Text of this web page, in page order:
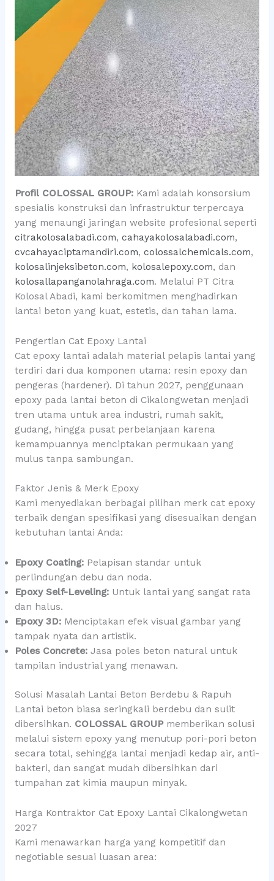
Profil COLOSSAL GROUP:Kami adalah konsorsium
spesialis konstruksi dan infrastruktur terpercaya
yang menaungi jaringan website profesional seperti
citrakolosalabadi.com, cahayakolosalabadi.com,
cvcahayaciptamandiri.com, colossalchemicals.com,
kolosalinjeksibeton.com, kolosalepoxy.com, dan
kolosallapanganolahraga.com. Melalui PT Citra
Kolosal Abadi, kami berkomitmen menghadirkan
lantai beton yang kuat, estetis, dan tahan lama.
Pengertian Cat Epoxy Lantai
Cat epoxy lantai adalah material pelapis lantai yang
terdiri dari dua komponen utama: resin epoxy dan
pengeras (hardener). Di tahun 2027, penggunaan
epoxy pada lantai beton di Cikalongwetan menjadi
tren utama untuk area industri, rumah sakit,
gudang, hingga pusat perbelanjaan karena
kemampuannya menciptakan permukaan yang
mulus tanpa sambungan.
Faktor Jenis & Merk Epoxy
Kami menyediakan berbagai pilihan merk cat epoxy
terbaik dengan spesifikasi yang disesuaikan dengan
kebutuhan lantai Anda:
Epoxy Coating:Pelapisan standar untuk
perlindungan debu dan noda.
Epoxy Self-Leveling:Untuk lantai yang sangat rata
dan halus.
Epoxy 3D:Menciptakan efek visual gambar yang
tampak nyata dan artistik.
Poles Concrete:Jasa poles beton natural untuk
tampilan industrial yang menawan.
Solusi Masalah Lantai Beton Berdebu & Rapuh
Lantai beton biasa seringkali berdebu dan sulit
dibersihkan. COLOSSAL GROUPmemberikan solusi
melalui sistem epoxy yang menutup pori-pori beton
secara total, sehingga lantai menjadi kedap air, anti-
bakteri, dan sangat mudah dibersihkan dari
tumpahan zat kimia maupun minyak.
Harga Kontraktor Cat Epoxy Lantai Cikalongwetan
2027
Kami menawarkan harga yang kompetitif dan
negotiable sesuai luasan area: